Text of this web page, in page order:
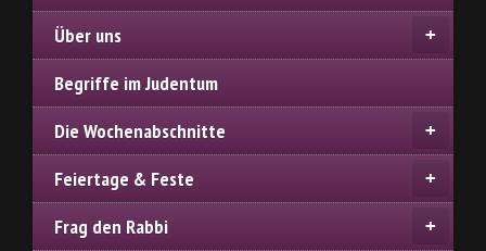
Über uns
Begriffe im Judentum
Die Wochenabschnitte
Feiertage & Feste
Frag den Rabbi